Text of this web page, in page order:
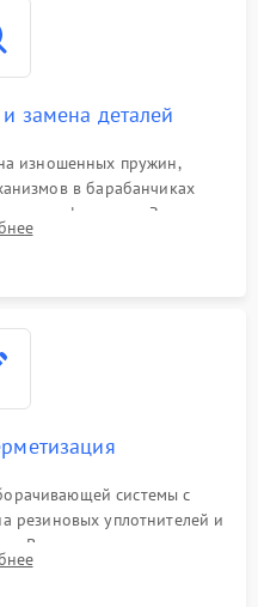
замена деталей
изношенных пружин,
в барабанчиках
в трансфокаторе. Замена
или восстановление
системы с
резиновых уплотнителей и
Вакуумирование корпуса
азотом или аргоном для